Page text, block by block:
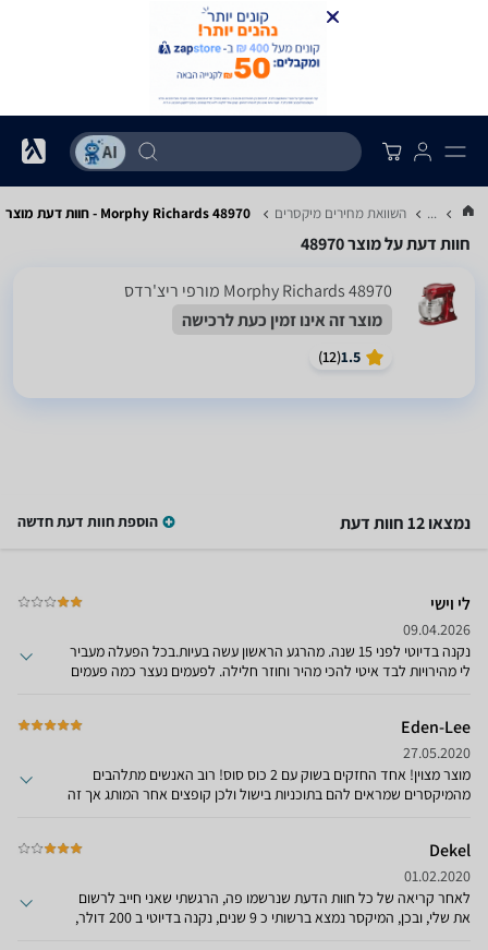
... השוואת מחירים מיקסרים Morphy Richards 48970 - חוות דעת מוצר
חוות דעת על מוצר 48970
48970 Morphy Richards מורפי ריצ'רדס
מוצר זה אינו זמין כעת לרכישה
1.5
(
12
)
נמצאו 12 חוות דעת הוספת חוות דעת חדשה
לי וישי
09.04.2026
נקנה בדיוטי לפני 15 שנה. מהרגע הראשון עשה בעיות.בכל הפעלה מעביר
לי מהירויות לבד איטי להכי מהיר וחוזר חלילה. לפעמים נעצר כמה פעמים
תופס הרבה מקום מרעיש מאוד חזק. בסופו של דבר משכתי איתו שנים
טובות כי לא היה בשימוש הרבה פעמים.
Eden-Lee
27.05.2020
מוצר מצוין! אחד החזקים בשוק עם 2 כוס סוס! רוב האנשים מתלהבים
מהמיקסרים שמראים להם בתוכניות בישול ולכן קופצים אחר המותג אך זה
מאמץ. לא מיינה מה חצי מהאנשים פה כתבו. אחד המעולים בשוק לעומת
מחיר.
Dekel
01.02.2020
לאחר קריאה של כל חוות הדעת שנרשמו פה, הרגשתי שאני חייב לרשום
את שלי, ובכן, המיקסר נמצא ברשותי כ 9 שנים, נקנה בדיוטי ב 200 דולר,